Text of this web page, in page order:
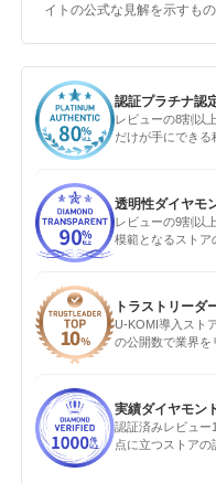
イトの公式な見解を示すも
認証プラチナ認
レビューの8割以
だけが手にできる
透明性ダイヤモ
レビューの9割以
模範となるストア
トラストリーダ
U-KOMI導入スト
の公開数で業界を
実績ダイヤモン
認証済みレビュー
点に立つストアの